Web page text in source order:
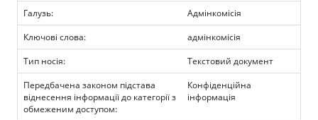
Галузь:
Адмінкомісія
Ключові слова:
адмінкомісія
Тип носія:
Текстовий документ
Передбачена законом підстава
віднесення інформації до категорії з
обмеженим доступом:
Конфіденційна
інформація